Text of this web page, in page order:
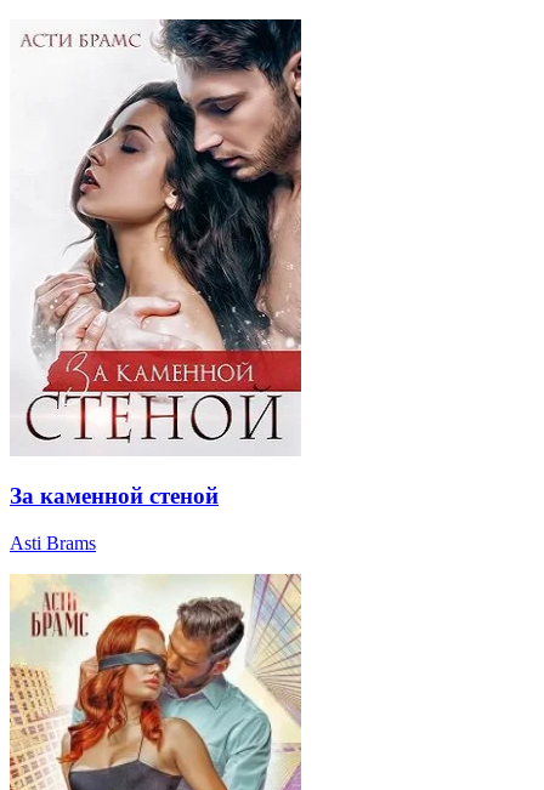
За каменной стеной
Asti Brams